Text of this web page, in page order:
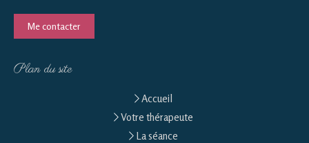
Me contacter
Plan du site
Accueil
Votre thérapeute
La séance